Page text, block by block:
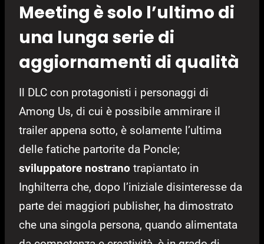
Meeting è solo l’ultimo di
una lunga serie di
aggiornamenti di qualità
Il DLC con protagonisti i personaggi di
Among Us, di cui è possibile ammirare il
trailer appena sotto, è solamente l’ultima
delle fatiche partorite da Poncle;
sviluppatore nostrano trapiantato in
Inghilterra che, dopo l’iniziale disinteresse da
parte dei maggiori publisher, ha dimostrato
che una singola persona, quando alimentata